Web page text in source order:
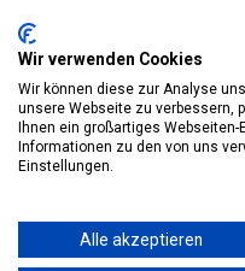
Wir verwenden Cookies
Wir können diese zur Analyse
unsere Webseite zu verbessern,
Ihnen ein großartiges
Informationen zu den von uns
Einstellungen.
Alle akzeptieren